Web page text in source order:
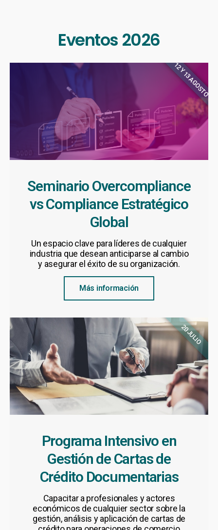
Eventos 2026
Seminario Overcompliance
vs Compliance Estratégico
Global
Un espacio clave para líderes de cualquier
industria que desean anticiparse al cambio
y asegurar el éxito de su organización.
Más información
12 Y 13 AGOSTO
Programa Intensivo en
Gestión de Cartas de
Crédito Documentarias
Capacitar a profesionales y actores
económicos de cualquier sector sobre la
gestión, análisis y aplicación de cartas de
20 JULIO